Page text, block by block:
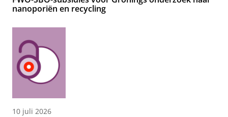
nanoporiën en recycling
10 juli 2026